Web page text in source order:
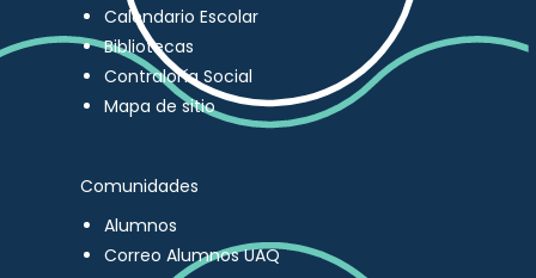
Calendario Escolar
Bibliotecas
Contraloría Social
Mapa de sitio
Comunidades
Alumnos
Correo Alumnos UAQ